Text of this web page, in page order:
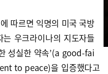
따르면 익명의 미국 국방
우크라이나의 지도자들
성실한 약속’(a good-fai
to peace)을 입증했다고